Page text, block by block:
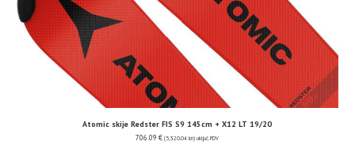
Atomic skije Redster FIS S9 145cm + X12 LT 19/20
706.09 € (5,320.04 kn) uključ. PDV